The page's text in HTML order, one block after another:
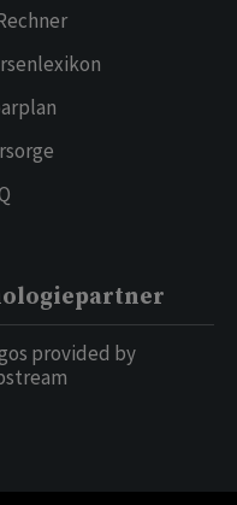
provided by